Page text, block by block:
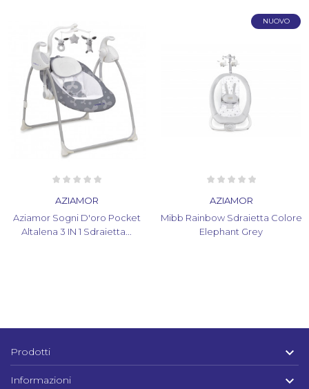
AZIAMOR
Aziamor Sogni D'oro Pocket
Altalena 3 IN 1 Sdraietta...
NUOVO
AZIAMOR
Mibb Rainbow Sdraietta Colore
Elephant Grey
Prodotti 
Informazioni 